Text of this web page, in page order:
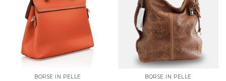
BORSE IN PELLE BORSE IN PELLE